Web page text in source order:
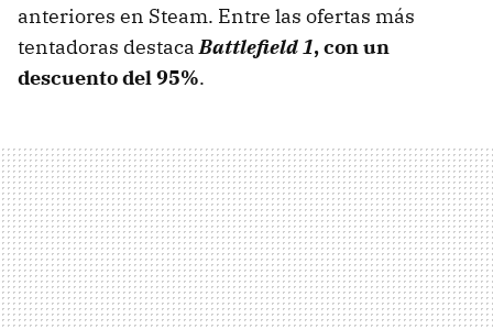
anteriores en Steam. Entre las ofertas más
tentadoras destaca Battlefield 1, con un
descuento del 95%.